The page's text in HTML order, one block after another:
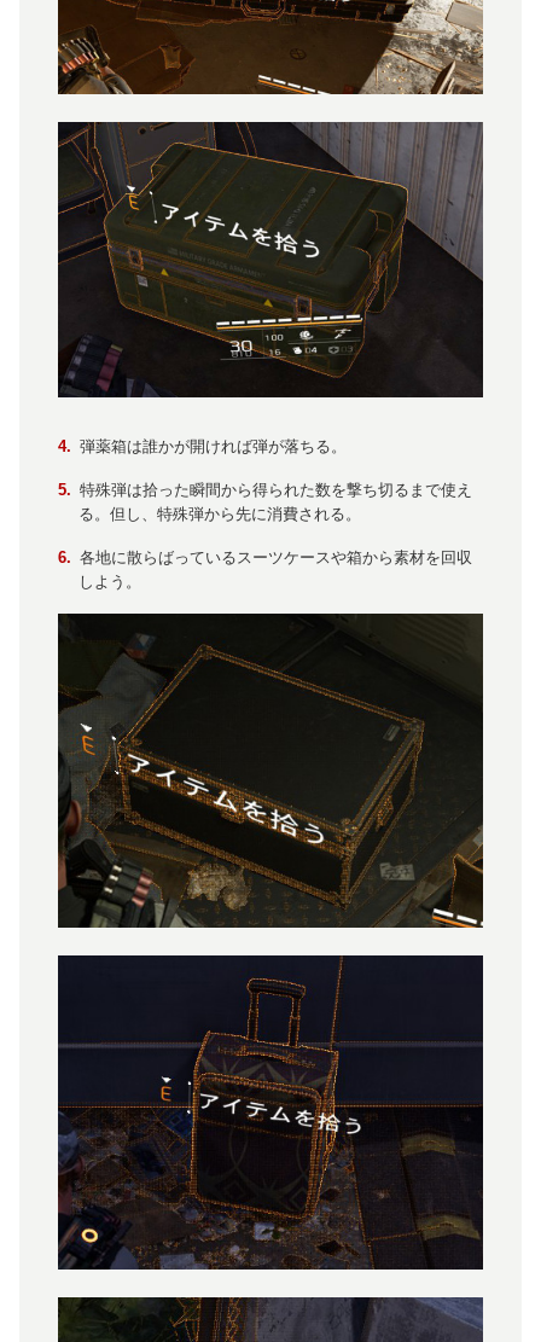
弾薬箱は誰かが開ければ弾が落ちる。
特殊弾は拾った瞬間から得られた数を撃ち切るまで使え
る。但し、特殊弾から先に消費される。
各地に散らばっているスーツケースや箱から素材を回収
しよう。